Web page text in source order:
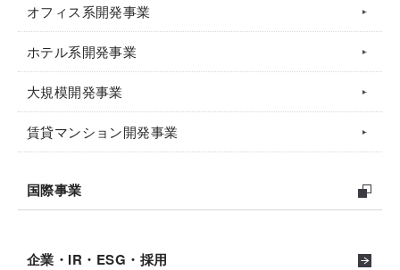
オフィス系開発事業
ホテル系開発事業
大規模開発事業
賃貸マンション開発事業
国際事業
企業・IR・ESG・採用